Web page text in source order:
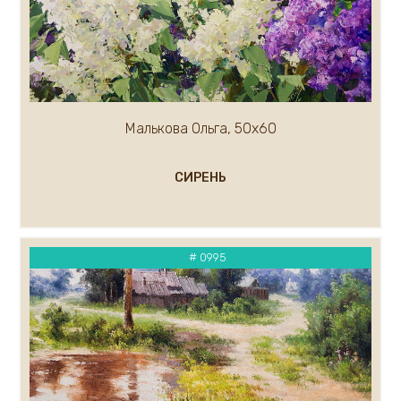
Каковкин Е.
Казак Мария
Кандашкин Владимир
Карлов Сергей
Карнаухов Кирилл
Касымова Назокат
Климов Юрий
Кожевников Владимир
Ковалёв Сергей
Кондратьев Михаил
Короленко Вячеслав
Костенко Анастасия
Кравцов Дмитрий
Малькова Ольга, 50х60
СИРЕНЬ
# 0995